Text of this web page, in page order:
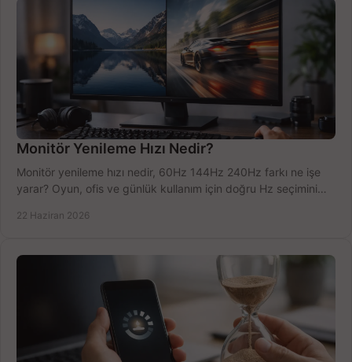
Monitör Yenileme Hızı Nedir?
Monitör yenileme hızı nedir, 60Hz 144Hz 240Hz farkı ne işe
yarar? Oyun, ofis ve günlük kullanım için doğru Hz seçimini
22 Haziran 2026